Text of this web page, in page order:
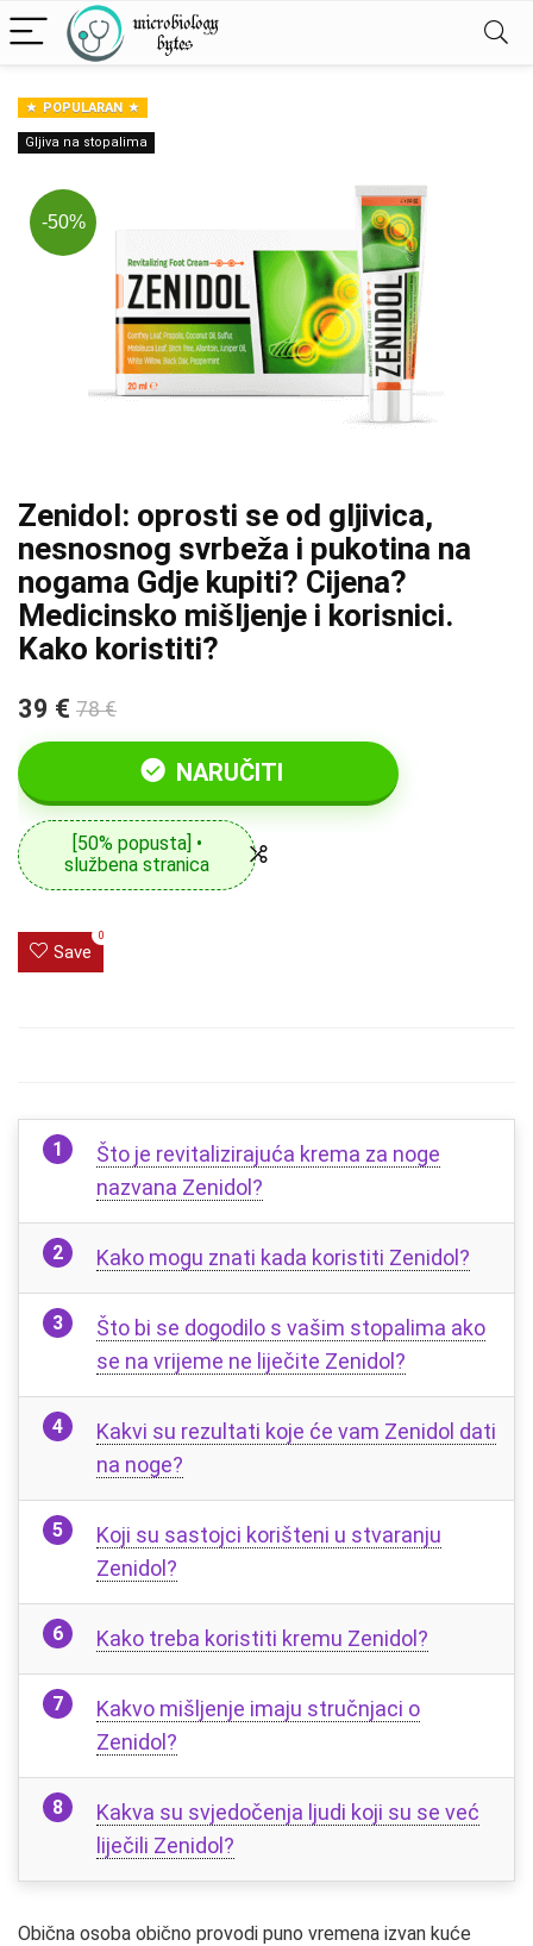
POPULARAN
Gljiva na stopalima
-50%
Zenidol: oprosti se od gljivica,
nesnosnog svrbeža i pukotina na
nogama Gdje kupiti? Cijena?
Medicinsko mišljenje i korisnici.
Kako koristiti?
39 € 78 €
NARUČITI
[50% popusta] •
službena stranica
Save
0
Što je revitalizirajuća krema za noge
nazvana Zenidol?
Kako mogu znati kada koristiti Zenidol?
Što bi se dogodilo s vašim stopalima ako
se na vrijeme ne liječite Zenidol?
Kakvi su rezultati koje će vam Zenidol dati
na noge?
Koji su sastojci korišteni u stvaranju
Zenidol?
Kako treba koristiti kremu Zenidol?
Kakvo mišljenje imaju stručnjaci o
Zenidol?
Kakva su svjedočenja ljudi koji su se već
liječili Zenidol?
Obična osoba obično provodi puno vremena izvan kuće